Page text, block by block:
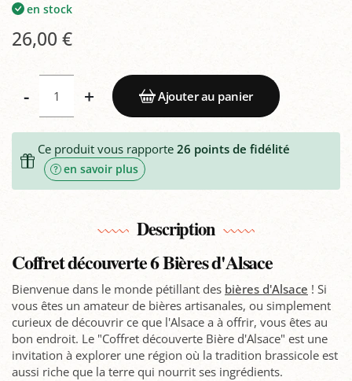
en stock
26,00 €
- + Ajouter au panier
Ce produit vous rapporte26 points de fidélité
en savoir plus
Description
Coffret découverte 6 Bières d'Alsace
Bienvenue dans le monde pétillant des bières d'Alsace ! Si
vous êtes un amateur de bières artisanales, ou simplement
curieux de découvrir ce que l'Alsace a à offrir, vous êtes au
bon endroit. Le "Coffret découverte Bière d'Alsace" est une
invitation à explorer une région où la tradition brassicole est
aussi riche que la terre qui nourrit ses ingrédients.